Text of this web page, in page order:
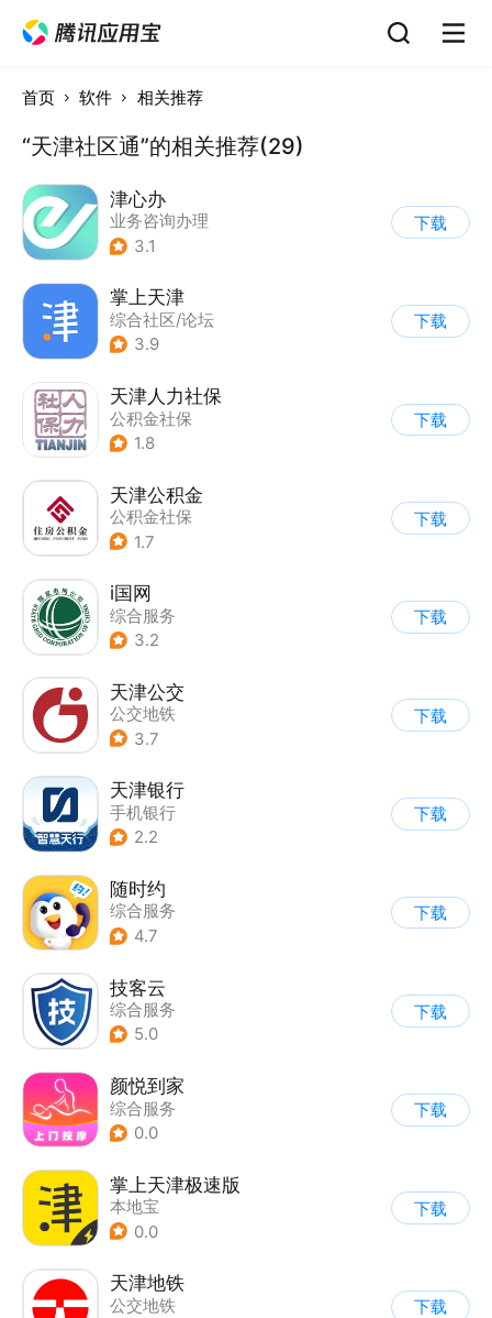
首页 软件 相关推荐
“天津社区通”的相关推荐(29)
津心办
业务咨询办理
3.1
下载
掌上天津
综合社区/论坛
3.9
下载
天津人力社保
公积金社保
1.8
下载
天津公积金
公积金社保
1.7
下载
i国网
综合服务
3.2
下载
天津公交
公交地铁
3.7
下载
天津银行
手机银行
2.2
下载
随时约
综合服务
4.7
下载
技客云
综合服务
5.0
下载
颜悦到家
综合服务
0.0
下载
掌上天津极速版
本地宝
0.0
下载
天津地铁
公交地铁
下载